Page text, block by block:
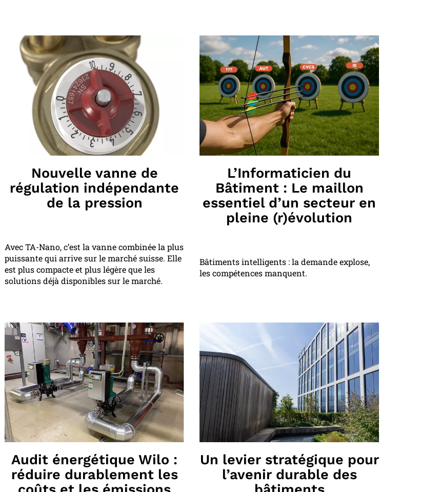
Nouvelle vanne de
régulation indépendante
de la pression
Avec TA-Nano, c’est la vanne combinée la plus
puissante qui arrive sur le marché suisse. Elle
est plus compacte et plus légère que les
solutions déjà disponibles sur le marché.
L’Informaticien du
Bâtiment : Le maillon
essentiel d’un secteur en
pleine (r)évolution
Bâtiments intelligents : la demande explose,
les compétences manquent.
Audit énergétique Wilo :
réduire durablement les
Un levier stratégique pour
l’avenir durable des